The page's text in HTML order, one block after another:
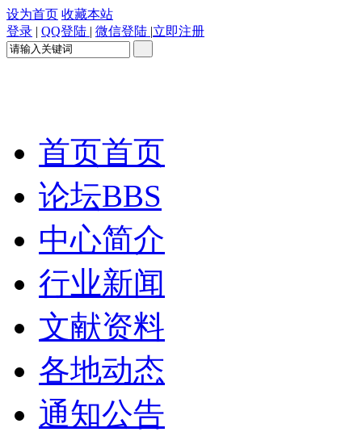
设为首页 收藏本站
登录 | QQ登陆 | 微信登陆 |立即注册
首页首页
论坛BBS
中心简介
行业新闻
文献资料
各地动态
通知公告